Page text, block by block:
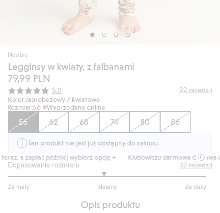
Newbie
Legginsy w kwiaty, z falbanami
79,99 PLN
Średnia ocena:
5.0 32 recenzji
Kolor:Jasnobeżowy / kwiatowe
Rozmiar:56 Wyprzedane online
56 62 68 74 80 86
Ten produkt nie jest już dostępny do zakupu.
a zapłać później wybierz opcję +
Klubowiczu darmowa dostawa
Dopasowanie rozmiaru
Za mały Idealny Za duży
na
32 recenzji
Opis produktu